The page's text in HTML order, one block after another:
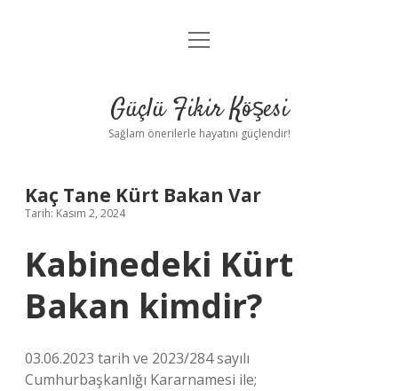
Anasayfa
Yasal Uyarı
menüyü
Güçlü Fikir Köşesi
Sağlam önerilerle hayatını güçlendir!
Kaç Tane Kürt Bakan Var
Tarih: Kasım 2, 2024
Kabinedeki Kürt
Bakan kimdir?
03.06.2023 tarih ve 2023/284 sayılı
Cumhurbaşkanlığı Kararnamesi ile;